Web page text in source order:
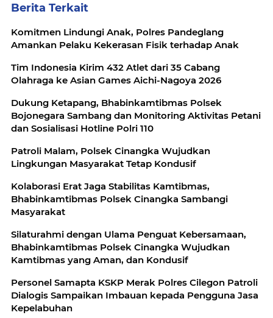
Berita Terkait
Komitmen Lindungi Anak, Polres Pandeglang
Amankan Pelaku Kekerasan Fisik terhadap Anak
Tim Indonesia Kirim 432 Atlet dari 35 Cabang
Olahraga ke Asian Games Aichi-Nagoya 2026
Dukung Ketapang, Bhabinkamtibmas Polsek
Bojonegara Sambang dan Monitoring Aktivitas Petani
dan Sosialisasi Hotline Polri 110
Patroli Malam, Polsek Cinangka Wujudkan
Lingkungan Masyarakat Tetap Kondusif
Kolaborasi Erat Jaga Stabilitas Kamtibmas,
Bhabinkamtibmas Polsek Cinangka Sambangi
Masyarakat
Silaturahmi dengan Ulama Penguat Kebersamaan,
Bhabinkamtibmas Polsek Cinangka Wujudkan
Kamtibmas yang Aman, dan Kondusif
Personel Samapta KSKP Merak Polres Cilegon Patroli
Dialogis Sampaikan Imbauan kepada Pengguna Jasa
Kepelabuhan